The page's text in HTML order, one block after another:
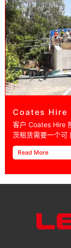
Coates Hire
客户 Coates Hire
茨租赁需要一个
Read More